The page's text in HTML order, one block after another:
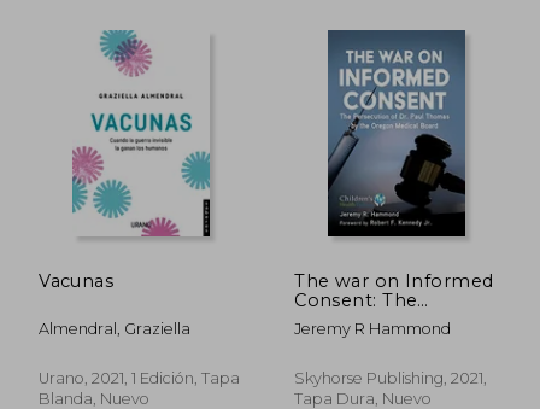
40%
dcto.
50%
dcto.
Vacunas
Almendral, Graziella
Urano, 2021, 1 Edición, Tapa
Blanda, Nuevo
The war on Informed
Consent: The
Persecution of dr.
Paul Thomas by the
Board (Children'S
Health Defense) (en
Jeremy R Hammond
Skyhorse Publishing, 2021,
Tapa Dura, Nuevo